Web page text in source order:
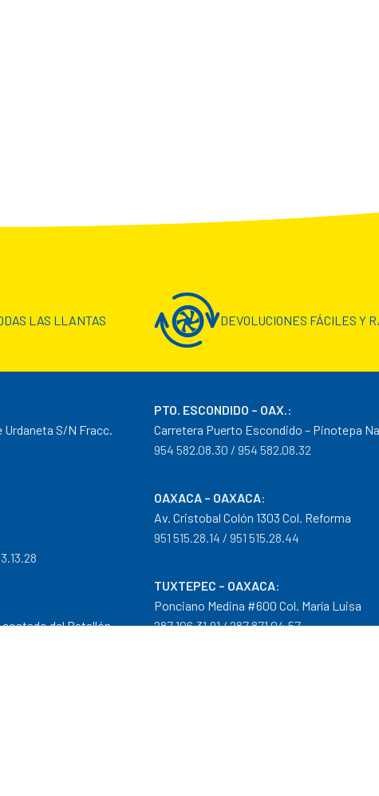
LAS LLANTAS DEVOLUCIONES FÁCILES Y
S/N Fracc.
costado del Batallón
PTO. ESCONDIDO – OAX. :
Carretera Puerto Escondido – Pinotepa
954 582.08.30 / 954 582.08.32
OAXACA – OAXACA:
Av. Cristobal Colón 1303 Col. Reforma
951 515.28.14 / 951 515.28.44
TUXTEPEC – OAXACA:
Ponciano Medina #600 Col. María Luisa
287 106.31.91 / 287 871.04.57